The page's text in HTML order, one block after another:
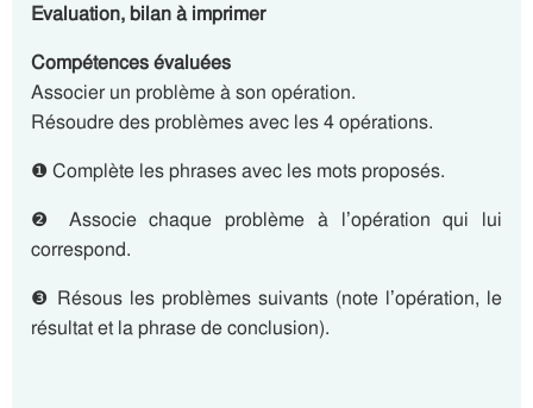
Evaluation, bilan à imprimer
Compétences évaluées
Associer un problème à son opération.
Résoudre des problèmes avec les 4 opérations.
❶ Complète les phrases avec les mots proposés.
❷ Associe chaque problème à l’opération qui lui
correspond.
❸ Résous les problèmes suivants (note l’opération, le
résultat et la phrase de conclusion).